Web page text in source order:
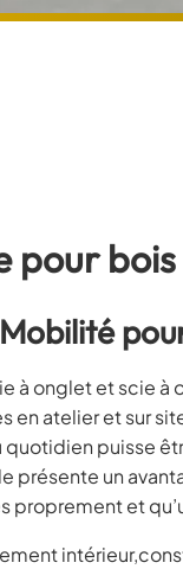
pour
à onglet et scie
en atelier et sur
puisse
présente un
proprement et